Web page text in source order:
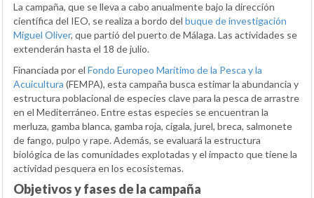
La campaña, que se lleva a cabo anualmente bajo la dirección
científica del IEO, se realiza a bordo del buque de investigación
Miguel Oliver, que partió del puerto de Málaga. Las actividades se
extenderán hasta el 18 de julio.
Financiada por el Fondo Europeo Marítimo de la Pesca y la
Acuicultura (FEMPA), esta campaña busca estimar la abundancia y
estructura poblacional de especies clave para la pesca de arrastre
en el Mediterráneo. Entre estas especies se encuentran la
merluza, gamba blanca, gamba roja, cigala, jurel, breca, salmonete
de fango, pulpo y rape. Además, se evaluará la estructura
biológica de las comunidades explotadas y el impacto que tiene la
actividad pesquera en los ecosistemas.
Objetivos y fases de la campaña